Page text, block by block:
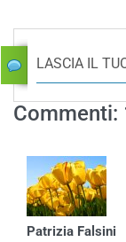
LASCIA IL
Commenti:
Patrizia Falsini